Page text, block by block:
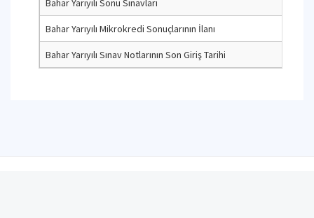
Bahar Yarıyılı Sonu Sınavları
Bahar Yarıyılı Mikrokredi Sonuçlarının İlanı
Bahar Yarıyılı Sınav Notlarının Son Giriş Tarihi